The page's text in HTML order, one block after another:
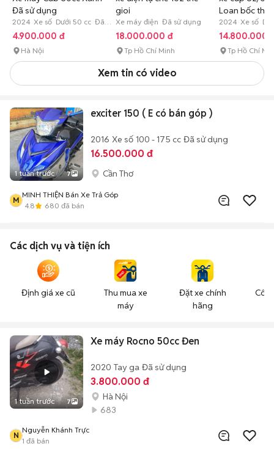
Đã sử dụng
2024 Xe số Dưới 50 cc Đã
sử dụng
4.900.000 đ
Hà Nội
gioi
Xe máy điện Đã sử dụng
18.000.000 đ
Tp Hồ Chí Minh
Loan bốc
thưởng
2024 Xe số
14.800.000
Tp Hồ Chí
Xem tin có video
1 tuần trước 7
exciter 150 ( E có bán góp )
2016 Xe số 100 - 175 cc Đã sử dụng
16.500.000 đ
Cần Thơ
M
MINH THIỆN Bán Xe Trả Góp
4.8
680 đã bán
Các dịch vụ và tiện ích
Định giá xe cũ
Thu mua xe
máy
Đặt xe chính
hãng
1 tuần trước 7
Xe máy Rocno 50cc Đen
2020 Tay ga Đã sử dụng
3.800.000 đ
Hà Nội
683
N
Nguyễn Khánh Trực
1 đã bán